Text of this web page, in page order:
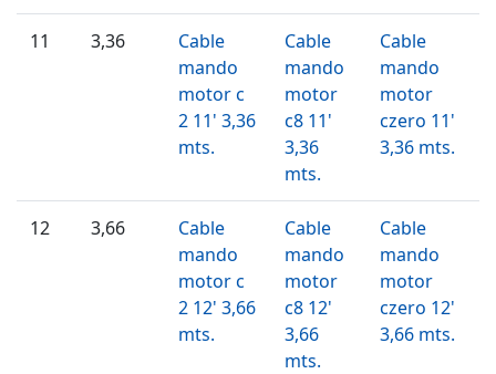
11 3,36
Cable
mando
motor c
2 11' 3,36
mts.
Cable
mando
motor
c8 11'
3,36
mts.
Cable
mando
motor
czero 11'
3,36 mts.
12 3,66
Cable
mando
motor c
2 12' 3,66
mts.
Cable
mando
motor
c8 12'
3,66
mts.
Cable
mando
motor
czero 12'
3,66 mts.